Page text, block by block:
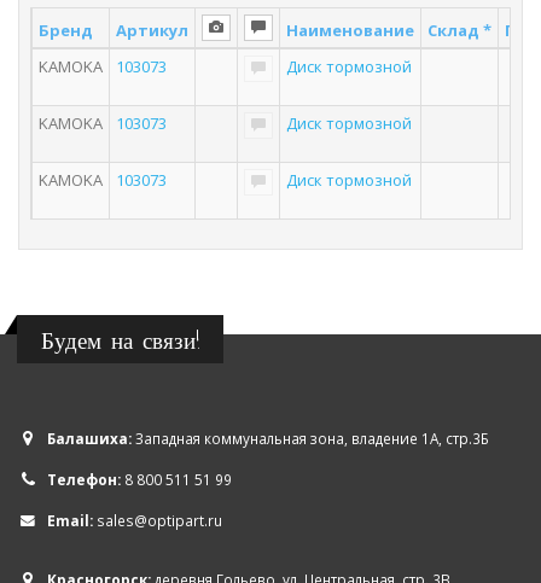
Бренд Артикул Наименование Склад *
KAMOKA
103073 Диск тормозной
KAMOKA 103073 Диск тормозной
KAMOKA 103073 Диск тормозной
Будем на связи!
Балашиха:Западная коммунальная зона, владение 1А, стр.3Б
Телефон: 8 800 511 51 99
Email: sales@optipart.ru